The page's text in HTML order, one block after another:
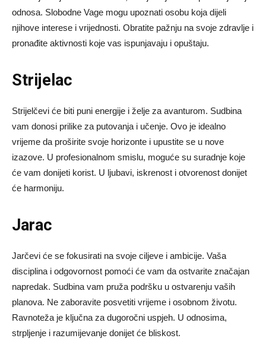
odnosa. Slobodne Vage mogu upoznati osobu koja dijeli
njihove interese i vrijednosti. Obratite pažnju na svoje zdravlje i
pronađite aktivnosti koje vas ispunjavaju i opuštaju.
Strijelac
Strijelčevi će biti puni energije i želje za avanturom. Sudbina
vam donosi prilike za putovanja i učenje. Ovo je idealno
vrijeme da proširite svoje horizonte i upustite se u nove
izazove. U profesionalnom smislu, moguće su suradnje koje
će vam donijeti korist. U ljubavi, iskrenost i otvorenost donijet
će harmoniju.
Jarac
Jarčevi će se fokusirati na svoje ciljeve i ambicije. Vaša
disciplina i odgovornost pomoći će vam da ostvarite značajan
napredak. Sudbina vam pruža podršku u ostvarenju vaših
planova. Ne zaboravite posvetiti vrijeme i osobnom životu.
Ravnoteža je ključna za dugoročni uspjeh. U odnosima,
strpljenje i razumijevanje donijet će bliskost.